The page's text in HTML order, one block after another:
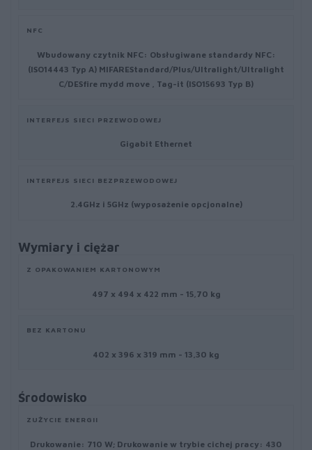
NFC
Wbudowany czytnik NFC: Obsługiwane standardy NFC:
(ISO14443 Typ A) MIFAREStandard/Plus/Ultralight/Ultralight
C/DESfire mydd move , Tag-it (ISO15693 Typ B)
INTERFEJS SIECI PRZEWODOWEJ
Gigabit Ethernet
INTERFEJS SIECI BEZPRZEWODOWEJ
2.4GHz i 5GHz (wyposażenie opcjonalne)
Wymiary i ciężar
Z OPAKOWANIEM KARTONOWYM
497 x 494 x 422 mm - 15,70 kg
BEZ KARTONU
402 x 396 x 319 mm - 13,30 kg
Środowisko
ZUŻYCIE ENERGII
Drukowanie: 710 W; Drukowanie w trybie cichej pracy: 430